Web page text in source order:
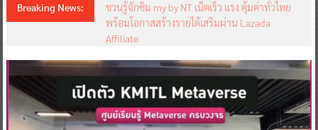
Breaking News:
ชวนรู้จักซิม my by NT เน็ตเร็ว แรง คุ้มค่าทั่วไทย
พร้อมโอกาสสร้างรายได้เสริมผ่าน Lazada
Affiliate